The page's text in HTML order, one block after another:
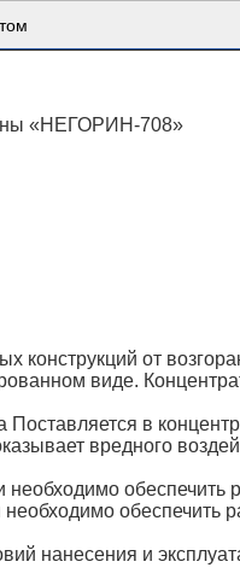
«НЕГОРИН-708»
конструкций от
виде.
в
вредного
обеспечить
обеспечить
нанесения и